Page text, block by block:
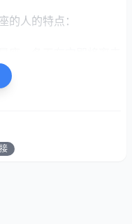
人的特点：
人。这一座的人有自己
一切，乃至虚无缥缈的
那么深远莫测。你对
体很容易疲劳。噪
生活节奏，都会使你